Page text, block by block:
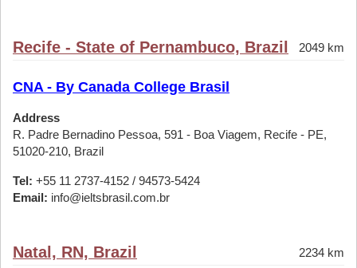
Recife - State of Pernambuco, Brazil 2049 km
CNA - By Canada College Brasil
Address
R. Padre Bernadino Pessoa, 591 - Boa Viagem, Recife - PE,
51020-210, Brazil
Tel: +55 11 2737-4152 / 94573-5424
Email: info@ieltsbrasil.com.br
Natal, RN, Brazil 2234 km